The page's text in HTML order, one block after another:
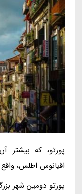
پورتو، که بیشتر
اقیانوس اطلس،
پورتو دومین شهر